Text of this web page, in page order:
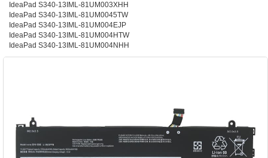
IdeaPad S340-13IML-81UM003XHH
IdeaPad S340-13IML-81UM0045TW
IdeaPad S340-13IML-81UM004EJP
IdeaPad S340-13IML-81UM004HTW
IdeaPad S340-13IML-81UM004NHH